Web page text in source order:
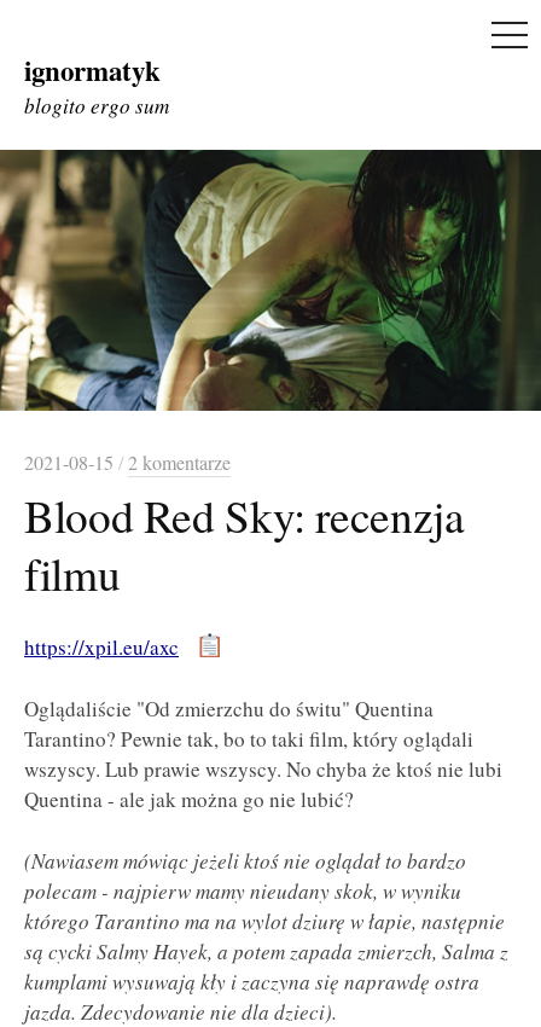
Skip
to
ignormatyk
blogito ergo sum
2021-08-15 /2 komentarze
Blood Red Sky: recenzja
filmu
https://xpil.eu/axc
Oglądaliście "Od zmierzchu do świtu" Quentina
Tarantino? Pewnie tak, bo to taki film, który oglądali
wszyscy. Lub prawie wszyscy. No chyba że ktoś nie lubi
Quentina - ale jak można go nie lubić?
(Nawiasem mówiąc jeżeli ktoś nie oglądał to bardzo
polecam - najpierw mamy nieudany skok, w wyniku
którego Tarantino ma na wylot dziurę w łapie, następnie
są cycki Salmy Hayek, a potem zapada zmierzch, Salma z
kumplami wysuwają kły i zaczyna się naprawdę ostra
jazda. Zdecydowanie nie dla dzieci).